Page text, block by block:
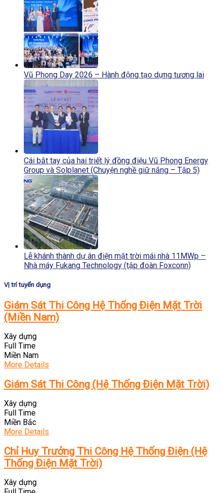
Vũ Phong Day 2026 – Hành động tạo dựng tương lai
Cái bắt tay của hai triết lý đồng điệu Vũ Phong Energy
Group và Solplanet (Chuyện nghề giữ nắng – Tập 5)
Lễ khánh thành dự án điện mặt trời mái nhà 11MWp –
Nhà máy Fukang Technology (tập đoàn Foxconn)
Vị trí tuyển dụng
Giám Sát Thi Công Hệ Thống Điện Mặt Trời
(Miền Nam)
Xây dựng
Full Time
Miền Nam
More Details
Giám Sát Thi Công (Hệ Thống Điện Mặt Trời)
Xây dựng
Full Time
Miền Bắc
More Details
Chỉ Huy Trưởng Thi Công Hệ Thống Điện (Hệ
Thống Điện Mặt Trời)
Xây dựng